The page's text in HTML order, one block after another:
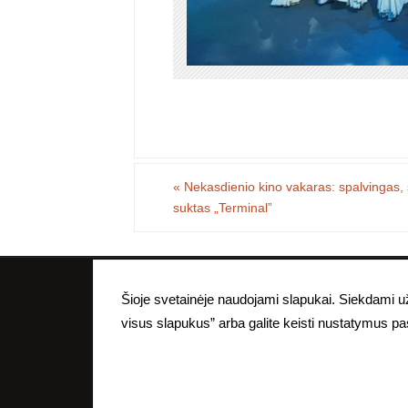
« Nekasdienio kino vakaras: spalvingas,
suktas „Terminal”
Šioje svetainėje naudojami slapukai. Siekdami
visus slapukus” arba galite keisti nustatymus
Visa puslapyje esanti medžiaga yra autorinė,